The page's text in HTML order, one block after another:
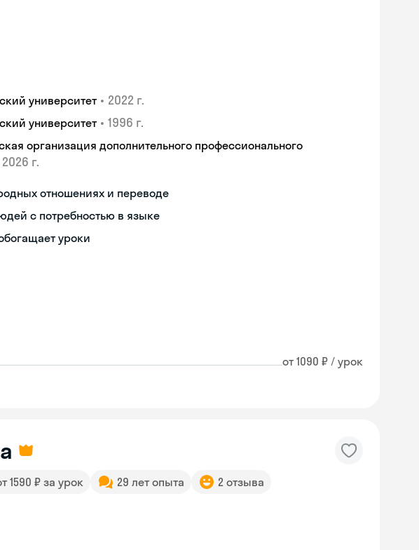
университет • 2022 г.
университет • 1996 г.
организация дополнительного профессионального
2026 г.
отношениях и переводе
с потребностью в языке
уроки
от 1090 ₽ / урок
1590 ₽ за урок 29 лет опыта 2 отзыва